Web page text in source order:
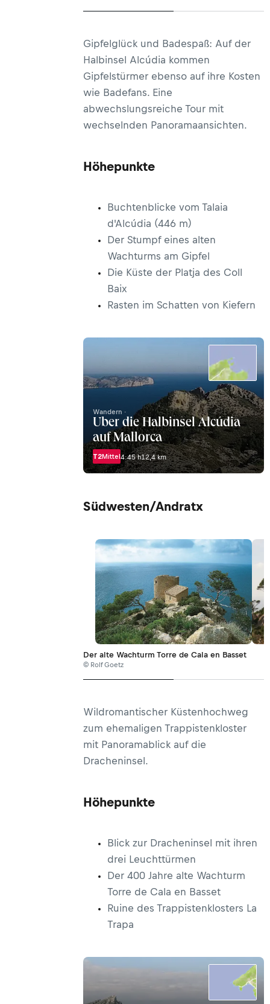
Gipfelglück und Badespaß: Auf der
Halbinsel Alcúdia kommen
Gipfelstürmer ebenso auf ihre Kosten
wie Badefans. Eine
abwechslungsreiche Tour mit
wechselnden Panoramaansichten.
Höhepunkte
Buchtenblicke vom Talaia
d'Alcúdia (446 m)
Der Stumpf eines alten
Wachturms am Gipfel
Die Küste der Platja des Coll
Baix
Rasten im Schatten von Kiefern
Wandern ·
Über die Halbinsel Alcúdia
auf Mallorca
T2Mittel4:45 h12,4 km
Südwesten/Andratx
Der alte Wachturm Torre de Cala en Basset
© Rolf Goetz
Wildromantischer Küstenhochweg
zum ehemaligen Trappistenkloster
mit Panoramablick auf die
Dracheninsel.
Höhepunkte
Blick zur Dracheninsel mit ihren
drei Leuchttürmen
Der 400 Jahre alte Wachturm
Torre de Cala en Basset
Ruine des Trappistenklosters La
Trapa